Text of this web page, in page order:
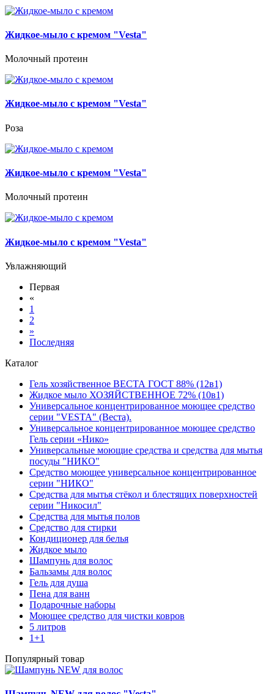
Жидкое-мыло с кремом "Vesta"
Молочный протеин
Жидкое-мыло с кремом "Vesta"
Роза
Жидкое-мыло с кремом "Vesta"
Молочный протеин
Жидкое-мыло с кремом "Vesta"
Увлажняющий
Первая
«
1
2
»
Последняя
Каталог
Гель хозяйственное ВЕСТА ГОСТ 88% (12в1)
Жидкое мыло ХОЗЯЙСТВЕННОЕ 72% (10в1)
Универсальное концентрированное моющее средство
серии "VESTA" (Веста).
Универсальное концентрированное моющее средство
Гель серии «Нико»
Универсальные моющие средства и средства для мытья
посуды "НИКО"
Средство моющее универсальное концентрированное
серии "НИКО"
Средства для мытья стёкол и блестящих поверхностей
серии "Никосил"
Средства для мытья полов
Средство для стирки
Кондиционер для белья
Жидкое мыло
Шампунь для волос
Бальзамы для волос
Гель для душа
Пена для ванн
Подарочные наборы
Моющее средство для чистки ковров
5 литров
1+1
Популярный товар